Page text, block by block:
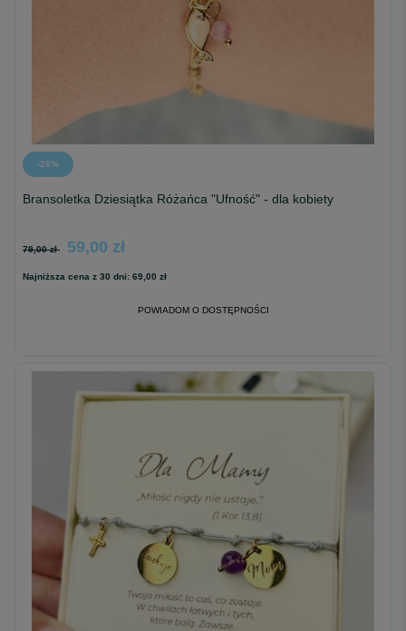
-26%
Bransoletka Dziesiątka Różańca "Ufność" - dla kobiety
79,00 zł 59,00 zł
Najniższa cena z 30 dni: 69,00 zł
POWIADOM O DOSTĘPNOŚCI